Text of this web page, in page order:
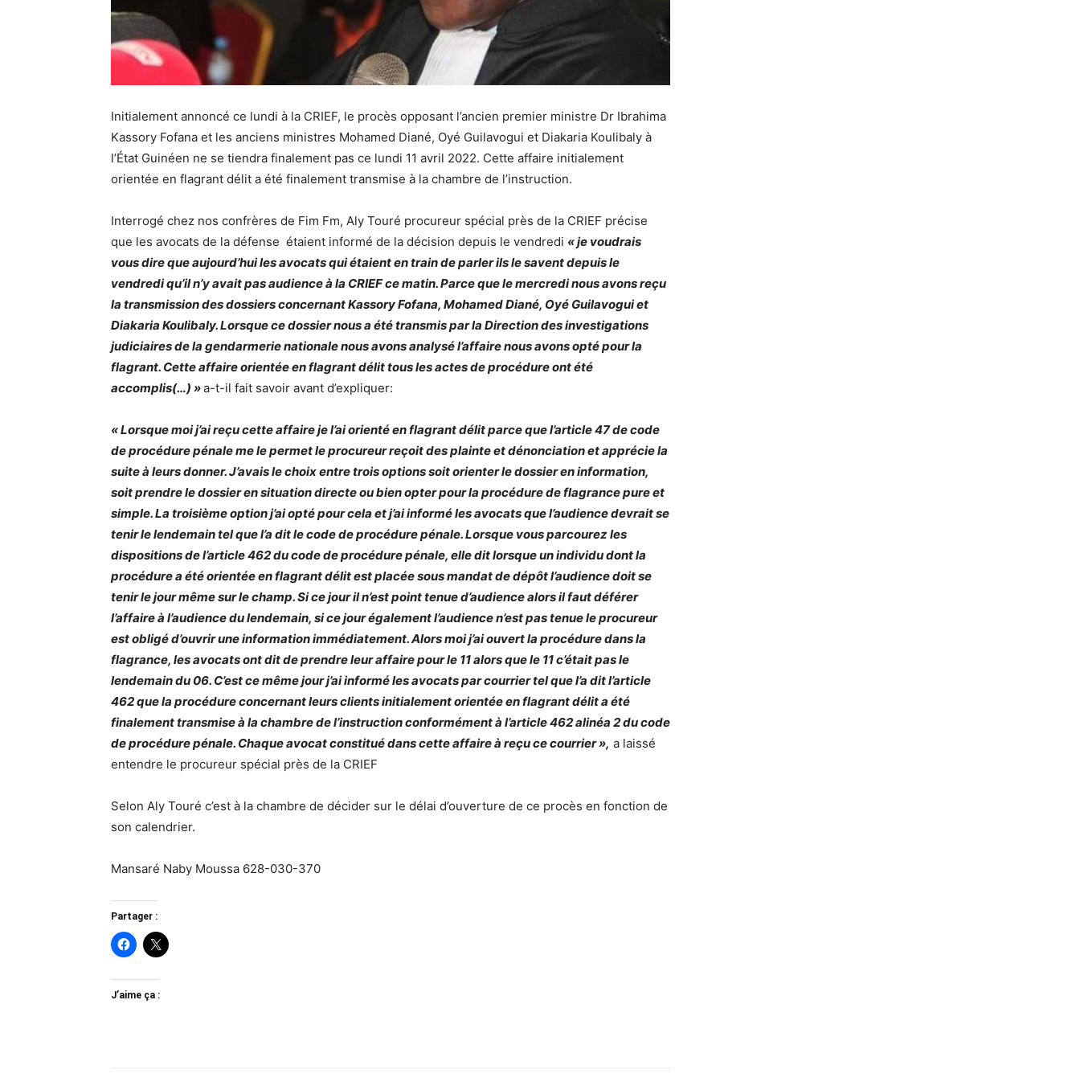
Initialement annoncé ce lundi à la CRIEF, le procès opposant l’ancien premier ministre Dr Ibrahima
Kassory Fofana et les anciens ministres Mohamed Diané, Oyé Guilavogui et Diakaria Koulibaly à
l’État Guinéen ne se tiendra finalement pas ce lundi 11 avril 2022. Cette affaire initialement
orientée en flagrant délit a été finalement transmise à la chambre de l’instruction.
Interrogé chez nos confrères de Fim Fm, Aly Touré procureur spécial près de la CRIEF précise
que les avocats de la défense étaient informé de la décision depuis le vendredi « je voudrais
vous dire que aujourd’hui les avocats qui étaient en train de parler ils le savent depuis le
vendredi qu’il n’y avait pas audience à la CRIEF ce matin. Parce que le mercredi nous avons reçu
la transmission des dossiers concernant Kassory Fofana, Mohamed Diané, Oyé Guilavogui et
Diakaria Koulibaly. Lorsque ce dossier nous a été transmis par la Direction des investigations
judiciaires de la gendarmerie nationale nous avons analysé l’affaire nous avons opté pour la
flagrant. Cette affaire orientée en flagrant délit tous les actes de procédure ont été
accomplis(…) »a-t-il fait savoir avant d’expliquer:
« Lorsque moi j’ai reçu cette affaire je l’ai orienté en flagrant délit parce que l’article 47 de code
de procédure pénale me le permet le procureur reçoit des plainte et dénonciation et apprécie la
suite à leurs donner. J’avais le choix entre trois options soit orienter le dossier en information,
soit prendre le dossier en situation directe ou bien opter pour la procédure de flagrance pure et
simple. La troisième option j’ai opté pour cela et j’ai informé les avocats que l’audience devrait se
tenir le lendemain tel que l’a dit le code de procédure pénale. Lorsque vous parcourez les
dispositions de l’article 462 du code de procédure pénale, elle dit lorsque un individu dont la
procédure a été orientée en flagrant délit est placée sous mandat de dépôt l’audience doit se
tenir le jour même sur le champ. Si ce jour il n’est point tenue d’audience alors il faut déférer
l’affaire à l’audience du lendemain, si ce jour également l’audience n’est pas tenue le procureur
est obligé d’ouvrir une information immédiatement. Alors moi j’ai ouvert la procédure dans la
flagrance, les avocats ont dit de prendre leur affaire pour le 11 alors que le 11 c’était pas le
lendemain du 06. C’est ce même jour j’ai informé les avocats par courrier tel que l’a dit l’article
462 que la procédure concernant leurs clients initialement orientée en flagrant délit a été
finalement transmise à la chambre de l’instruction conformément à l’article 462 alinéa 2 du code
de procédure pénale. Chaque avocat constitué dans cette affaire à reçu ce courrier », a laissé
entendre le procureur spécial près de la CRIEF
Selon Aly Touré c’est à la chambre de décider sur le délai d’ouverture de ce procès en fonction de
son calendrier.
Mansaré Naby Moussa 628-030-370
Partager :
J’aime ça :